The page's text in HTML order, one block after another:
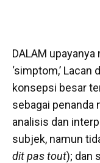
DALAM
‘simptom,’
konsepsi besar
sebagai penanda
analisis dan
subjek, namun
dit pas tout); dan